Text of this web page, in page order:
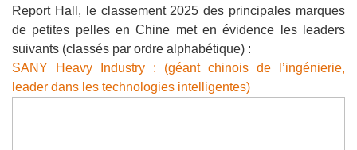
Report Hall, le classement 2025 des principales marques
de petites pelles en Chine met en évidence les leaders
suivants (classés par ordre alphabétique) :
SANY Heavy Industry : (géant chinois de l’ingénierie,
leader dans les technologies intelligentes)